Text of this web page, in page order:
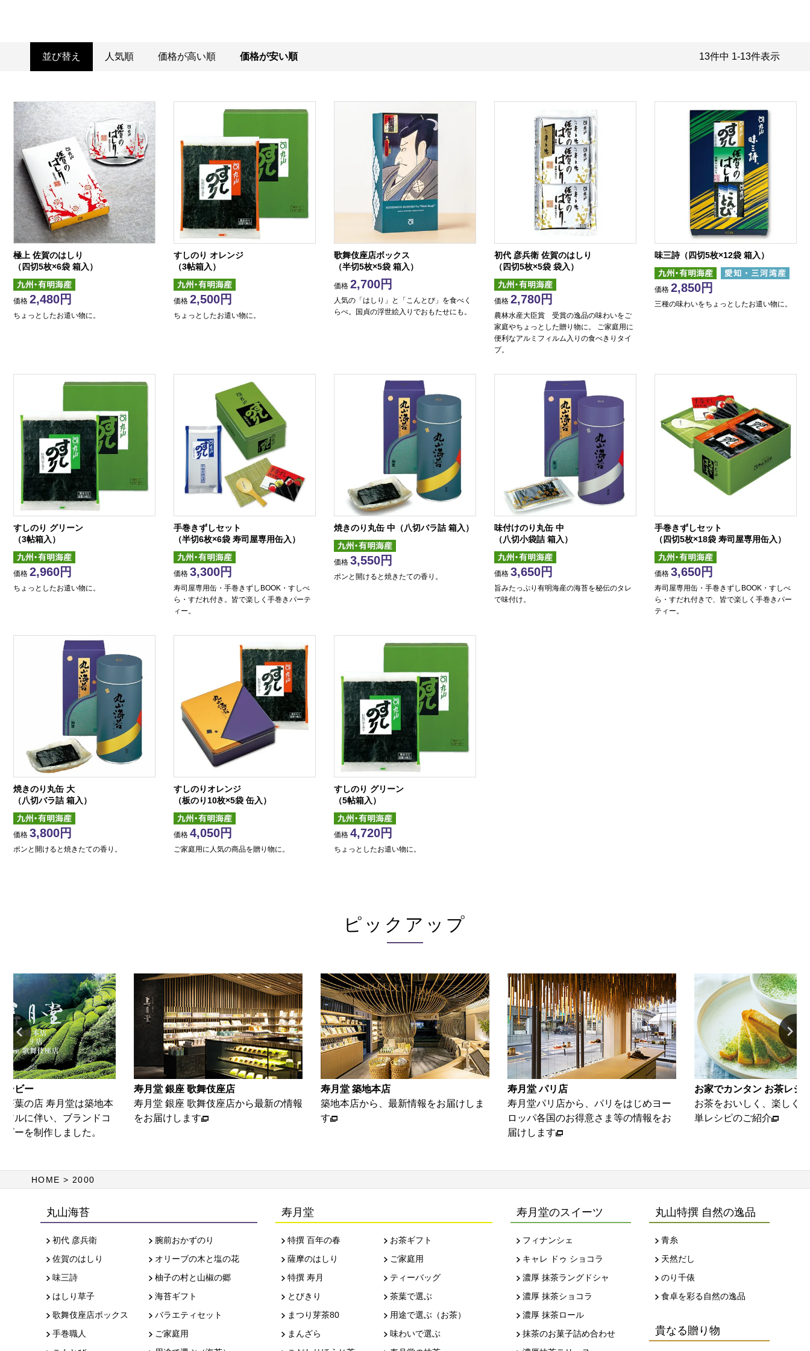
並び替え 人気順 価格が高い順 価格が安い順 13件中 1-13件表示
極上 佐賀のはしり
（四切5枚×6袋 箱入）
価格 2,480
ちょっとしたお遣い物に。
すしのり オレンジ
（3帖箱入）
価格 2,500
ちょっとしたお遣い物に。
歌舞伎座店ボックス
（半切5枚×5袋 箱入）
価格 2,700
人気の「はしり」と「こんとび」を食べく
らべ。国貞の浮世絵入りでおもたせにも。
初代 彦兵衛 佐賀のはしり
（四切5枚×5袋 袋入）
価格 2,780
農林水産大臣賞 受賞の逸品の味わいをご
家庭やちょっとした贈り物に。 ご家庭用に
便利なアルミフィルム入りの食べきりタイ
プ。
味三詩（四切5枚×12袋 箱入）
価格 2,850
三種の味わいをちょっとしたお遣い物に。
すしのり グリーン
（3帖箱入）
価格 2,960
ちょっとしたお遣い物に。
手巻きずしセット
（半切6枚×6袋 寿司屋専用缶入）
価格 3,300
寿司屋専用缶・手巻きずしBOOK・すしべ
ら・すだれ付き。皆で楽しく手巻きパーテ
ィー。
焼きのり丸缶 中（八切バラ詰 箱入）
価格 3,550
ポンと開けると焼きたての香り。
味付けのり丸缶 中
（八切小袋詰 箱入）
価格 3,650
旨みたっぷり有明海産の海苔を秘伝のタレ
で味付け。
手巻きずしセット
（四切5枚×18袋 寿司屋専用缶入）
価格 3,650
寿司屋専用缶・手巻きずしBOOK・すしべ
ら・すだれ付きで、皆で楽しく手巻きパー
ティー。
焼きのり丸缶 大
（八切バラ詰 箱入）
価格 3,800
ポンと開けると焼きたての香り。
すしのりオレンジ
（板のり10枚×5袋 缶入）
価格 4,050
ご家庭用に人気の商品を贈り物に。
すしのり グリーン
（5帖箱入）
価格 4,720
ちょっとしたお遣い物に。
ピックアップ
ービー
茶葉の店 寿月堂は築地本
アルに伴い、ブランドコ
ビーを制作しました。
寿月堂 銀座 歌舞伎座店
寿月堂 銀座 歌舞伎座店から最新の情報
をお届けします
寿月堂 築地本店
築地本店から、最新情報をお届けしま
す
寿月堂 パリ店
寿月堂パリ店から、パリをはじめヨー
ロッパ各国のお得意さま等の情報をお
届けします
お家でカンタン お茶レシ
お茶をおいしく、楽しく
単レシピのご紹介
HOME 2000
丸山海苔
初代 彦兵衛
佐賀のはしり
味三詩
はしり草子
歌舞伎座店ボックス
手巻職人
腕前おかずのり
オリーブの木と塩の花
柚子の村と山椒の郷
海苔ギフト
バラエティセット
ご家庭用
寿月堂
特撰 百年の春
薩摩のはしり
特撰 寿月
とびきり
まつり芽茶80
まんざら
お茶ギフト
ご家庭用
ティーバッグ
茶葉で選ぶ
用途で選ぶ（お茶）
味わいで選ぶ
寿月堂のスイーツ
フィナンシェ
キャレ ドゥ ショコラ
濃厚 抹茶ラングドシャ
濃厚 抹茶ショコラ
濃厚 抹茶ロール
抹茶のお菓子詰め合わせ
丸山特撰 自然の逸品
青糸
天然だし
のり千俵
食卓を彩る自然の逸品
貴なる贈り物